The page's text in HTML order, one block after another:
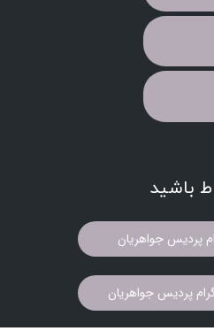
باشید
پردیس جواهریان
پردیس جواهریان